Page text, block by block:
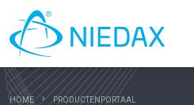
HOME PRODUCTENPORTAAL